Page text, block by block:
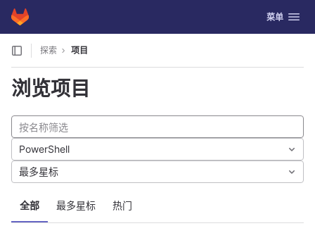
Skip to content
GitLab 切换导航
菜单
探索 项目
浏览项目
全部 最多星标 热门
PowerShell
最多星标